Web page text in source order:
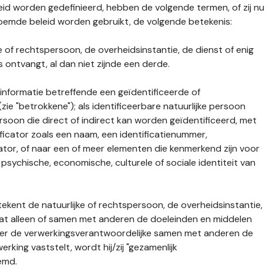
worden gedefinieerd, hebben de volgende termen, of zij nu
beleid worden gebruikt, de volgende betekenis:
of rechtspersoon, de overheidsinstantie, de dienst of enig
al dan niet zijnde een derde.
betreffende een geïdentificeerde of
"betrokkene"); als identificeerbare natuurlijke persoon
die direct of indirect kan worden geïdentificeerd, met
zoals een naam, een identificatienummer,
of naar een of meer elementen die kenmerkend zijn voor
economische, culturele of sociale identiteit van
de natuurlijke of rechtspersoon, de overheidsinstantie,
alleen of samen met anderen de doeleinden en middelen
de verwerkingsverantwoordelijke samen met anderen de
vaststelt, wordt hij/zij "gezamenlijk